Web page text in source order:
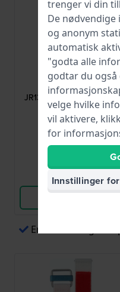
Fossil
AJR1354
JR1354 Nate 24 mm Svart
lærrem
465,00 kr
● På lager
Sammenlign
Enkel betaling via
trenger vi din
De
og anonym
automatisk
"godta alle
godtar du også
velge hvilke
vil aktivere,
for
Innstillinger